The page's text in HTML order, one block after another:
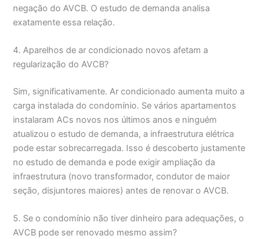
negação do AVCB. O estudo de demanda analisa
exatamente essa relação.
4. Aparelhos de ar condicionado novos afetam a
regularização do AVCB?
Sim, significativamente. Ar condicionado aumenta muito a
carga instalada do condomínio. Se vários apartamentos
instalaram ACs novos nos últimos anos e ninguém
atualizou o estudo de demanda, a infraestrutura elétrica
pode estar sobrecarregada. Isso é descoberto justamente
no estudo de demanda e pode exigir ampliação da
infraestrutura (novo transformador, condutor de maior
seção, disjuntores maiores) antes de renovar o AVCB.
5. Se o condomínio não tiver dinheiro para adequações, o
AVCB pode ser renovado mesmo assim?